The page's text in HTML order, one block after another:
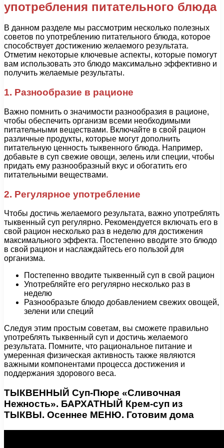
употребления питательного блюда
В данном разделе мы рассмотрим несколько полезных
советов по употреблению питательного блюда, которое
способствует достижению желаемого результата.
Отметим некоторые ключевые аспекты, которые помогут
вам использовать это блюдо максимально эффективно и
получить желаемые результаты.
1. Разнообразие в рационе
Важно помнить о значимости разнообразия в рационе,
чтобы обеспечить организм всеми необходимыми
питательными веществами. Включайте в свой рацион
различные продукты, которые могут дополнить
питательную ценность тыквенного блюда. Например,
добавьте в суп свежие овощи, зелень или специи, чтобы
придать ему разнообразный вкус и обогатить его
питательными веществами.
2. Регулярное употребление
Чтобы достичь желаемого результата, важно употреблять
тыквенный суп регулярно. Рекомендуется включать его в
свой рацион несколько раз в неделю для достижения
максимального эффекта. Постепенно вводите это блюдо
в свой рацион и наслаждайтесь его пользой для
организма.
Постепенно вводите тыквенный суп в свой рацион
Употребляйте его регулярно несколько раз в
неделю
Разнообразьте блюдо добавлением свежих овощей,
зелени или специй
Следуя этим простым советам, вы сможете правильно
употреблять тыквенный суп и достичь желаемого
результата. Помните, что рациональное питание и
умеренная физическая активность также являются
важными компонентами процесса достижения и
поддержания здорового веса.
ТЫКВЕННЫЙ Суп-Пюре «Сливочная
Нежность». БАРХАТНЫЙ Крем-суп из
ТЫКВЫ. Осеннее МЕНЮ. Готовим дома